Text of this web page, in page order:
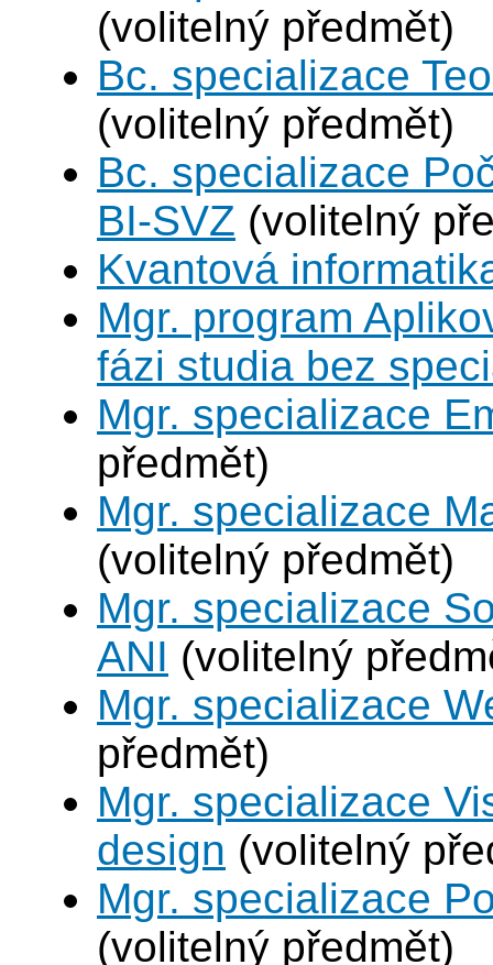
(volitelný předmět)
Bc. specializace
(volitelný předmět)
Bc. specializace
BI-SVZ (volitelný
Kvantová
Mgr. program
fázi studia bez
Mgr. specializace
předmět)
Mgr. specializace
(volitelný předmět)
Mgr. specializace
ANI (volitelný
Mgr. specializace
předmět)
Mgr. specializace
design (volitelný
Mgr. specializace
(volitelný předmět)